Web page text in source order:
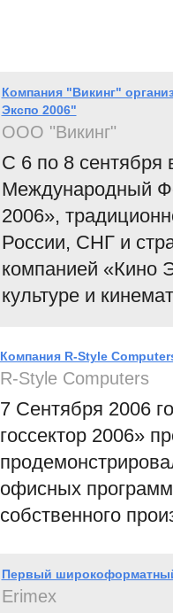
Компания "Викинг"
Экспо 2006"
ООО "Викинг"
С 6 по 8 сентября
Международный
2006»,
России, СНГ и
компанией «Кино
культуре и
Компания R-Style
R-Style Computers
7 Сентября 2006
госсектор 2006»
офисных
собственного
Первый
Erimex